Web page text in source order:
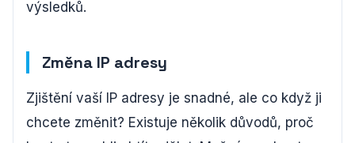
výsledků.
Změna IP adresy
Zjištění vaší IP adresy je snadné, ale co když ji
chcete změnit? Existuje několik důvodů, proč